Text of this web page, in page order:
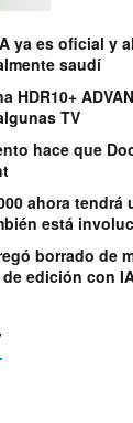
ya es oficial y
saudí
HDR10+
TV
hace que
ahora tendrá
está
borrado de
edición con